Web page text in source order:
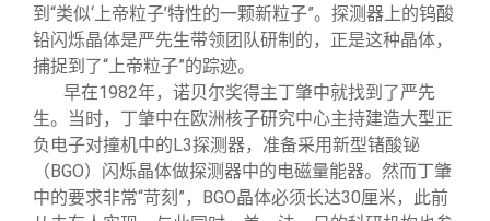
到“类似‘上帝粒子’特性的一颗新粒子”。探测器上的钨酸
铅闪烁晶体是严先生带领团队研制的，正是这种晶体，
捕捉到了“上帝粒子”的踪迹。
早在1982年，诺贝尔奖得主丁肇中就找到了严先
生。当时，丁肇中在欧洲核子研究中心主持建造大型正
负电子对撞机中的L3探测器，准备采用新型锗酸铋
（BGO）闪烁晶体做探测器中的电磁量能器。然而丁肇
中的要求非常“苛刻”，BGO晶体必须长达30厘米，此前